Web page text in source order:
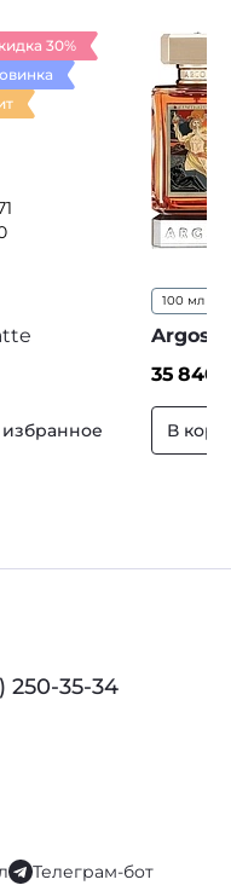
30%
100 мл
Argos
35 840
В
250-35-34
Телеграм-бот